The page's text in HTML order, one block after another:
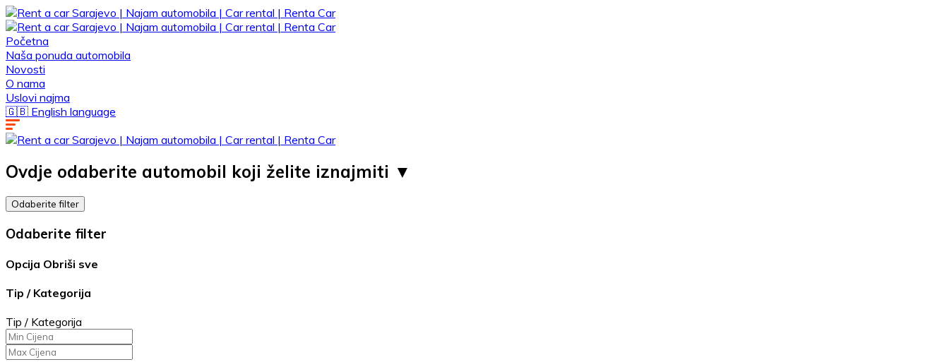
Početna
Naša ponuda automobila
Novosti
O nama
Uslovi najma
🇬🇧 English language
Ovdje odaberite automobil koji želite iznajmiti ▼ ​
Odaberite filter
Odaberite filter
Opcija Obriši sve
Tip / Kategorija
Tip / Kategorija